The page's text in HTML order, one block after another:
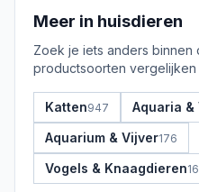
Meer in huisdieren
Zoek je iets anders
productsoorten vergelijken
Katten947 Aquaria &
Aquarium & Vijver176
Vogels & Knaagdieren